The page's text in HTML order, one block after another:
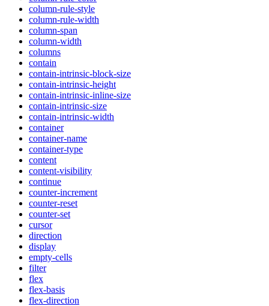
column-rule-style
column-rule-width
column-span
column-width
columns
contain
contain-intrinsic-block-size
contain-intrinsic-height
contain-intrinsic-inline-size
contain-intrinsic-size
contain-intrinsic-width
container
container-name
container-type
content
content-visibility
continue
counter-increment
counter-reset
counter-set
cursor
direction
display
empty-cells
filter
flex
flex-basis
flex-direction